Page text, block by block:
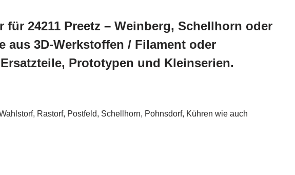
24211 Preetz – Weinberg, Schellhorn oder
aus 3D-Werkstoffen / Filament oder
Prototypen und Kleinserien.
Rastorf, Postfeld, Schellhorn, Pohnsdorf, Kühren wie auch